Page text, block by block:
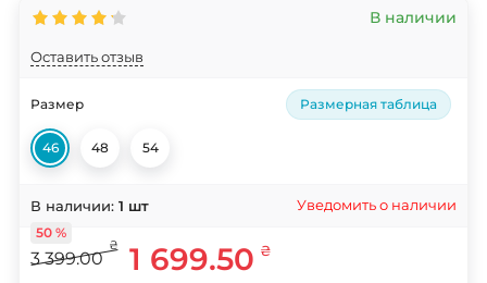
Оставить отзыв
В наличии
Размер Размерная таблица
46 48 54
В наличии: 1 шт Уведомить о наличии
3 399.00
₴ 1 699.50 ₴
50 %